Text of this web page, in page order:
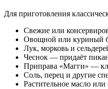
Для приготовления
Свежие или
Овощной или куриный
Лук, морковь и
Чеснок — придаёт
Приправа «Магги» —
Соль, перец и другие
Растительное масло